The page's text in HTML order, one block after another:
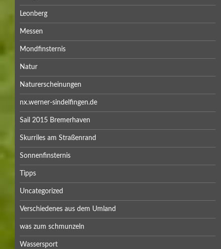
Leonberg
Messen
Mondfinsternis
Natur
Naturerscheinungen
nx.werner-sindelfingen.de
Sail 2015 Bremerhaven
Skurriles am Straßenrand
Sonnenfinsternis
Tipps
Uncategorized
Verschiedenes aus dem Umland
was zum schmunzeln
Wassersport